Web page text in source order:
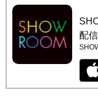
配